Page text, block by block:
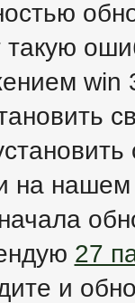
такую
win
на
27
и